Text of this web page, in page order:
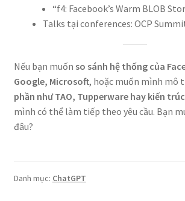
“f4: Facebook’s Warm BLOB
Talks tại conferences: OCP
Nếu bạn muốn so sánh hệ thống của
Google, Microsoft, hoặc muốn mình mô
phần như TAO, Tupperware hay kiến trúc
mình có thể làm tiếp theo yêu cầu. Bạn
đâu?
Danh mục: ChatGPT